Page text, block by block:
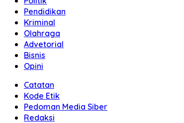
Pendidikan
Kriminal
Olahraga
Advetorial
Bisnis
Opini
Catatan
Kode Etik
Pedoman Media Siber
Redaksi